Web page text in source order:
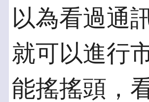
以為看過通
就可以進行
能搖搖頭，